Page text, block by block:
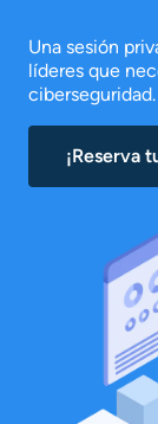
Una sesión
líderes que
ciberseguridad.
¡Reserva